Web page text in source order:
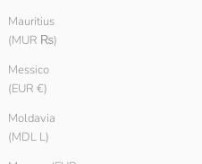
Mauritius
(MUR ₨)
Messico
(EUR €)
Moldavia
(MDL L)